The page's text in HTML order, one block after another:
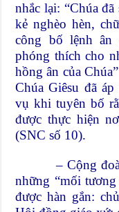
nhắc lại: “Chúa
kẻ nghèo hèn,
công bố lệnh
phóng thích cho
hồng ân của
Chúa Giêsu đã
vụ khi tuyên bố
được thực hiện
(SNC số 10).
– Cộng đoàn
những “mối tương
được hàn gắn: